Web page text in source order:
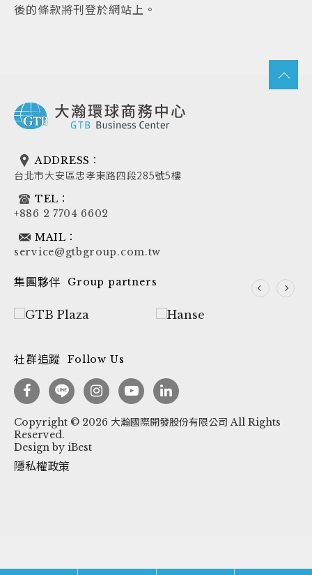
後的條款將刊登於網站上。
ADDRESS：
台北市大安區忠孝東路四段285號5樓
TEL：
+886 2 7704 6602
MAIL：
service@gtbgroup.com.tw
集團夥伴 Group partners
社群追蹤 Follow Us
Copyright © 2026 大瀚國際開發股份有限公司 All Rights
Reserved.
Design by iBest
隱私權政策